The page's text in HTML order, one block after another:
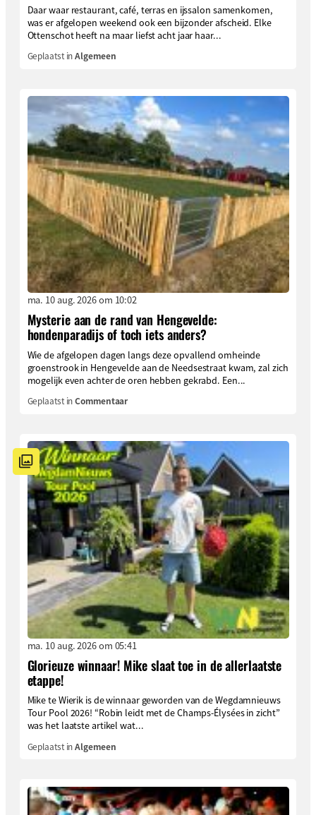
Daar waar restaurant, café, terras en ijssalon samenkomen,
was er afgelopen weekend ook een bijzonder afscheid. Elke
Ottenschot heeft na maar liefst acht jaar haar...
Geplaatst inAlgemeen
ma. 10 aug. 2026 om 10:02
Mysterie aan de rand van Hengevelde:
hondenparadijs of toch iets anders?
Wie de afgelopen dagen langs deze opvallend omheinde
groenstrook in Hengevelde aan de Needsestraat kwam, zal zich
mogelijk even achter de oren hebben gekrabd. Een...
Geplaatst inCommentaar
ma. 10 aug. 2026 om 05:41
Glorieuze winnaar! Mike slaat toe in de allerlaatste
etappe!
Mike te Wierik is de winnaar geworden van de Wegdamnieuws
Tour Pool 2026! “Robin leidt met de Champs-Élysées in zicht”
was het laatste artikel wat...
Geplaatst inAlgemeen